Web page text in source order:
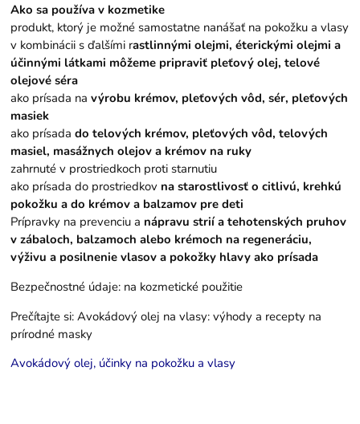
Ako sa používa v kozmetike
produkt, ktorý je možné samostatne nanášať na pokožku a vlasy
v kombinácii s ďalšími rastlinnými olejmi, éterickými olejmi a
účinnými látkami môžeme pripraviť pleťový olej, telové
olejové séra
ako prísada navýrobu krémov, pleťových vôd, sér, pleťových
masiek
ako prísadado telových krémov, pleťových vôd, telových
masiel, masážnych olejov a krémov na ruky
zahrnuté v prostriedkoch proti starnutiu
ako prísada do prostriedkov na starostlivosť o citlivú, krehkú
pokožku a do krémov a balzamov pre deti
Prípravky na prevenciu a nápravu strií a tehotenských pruhov
v zábaloch, balzamoch alebo krémoch na regeneráciu,
výživu a posilnenie vlasov a pokožky hlavy ako prísada
Bezpečnostné údaje: na kozmetické použitie
Prečítajte si:Avokádový olej na vlasy: výhody a recepty na
prírodné masky
Avokádový olej, účinky na pokožku a vlasy